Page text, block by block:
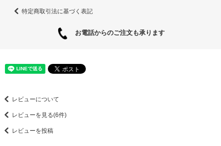
特定商取引法に基づく表記
お電話からのご注文も承ります
レビューについて
レビューを見る(6件)
レビューを投稿